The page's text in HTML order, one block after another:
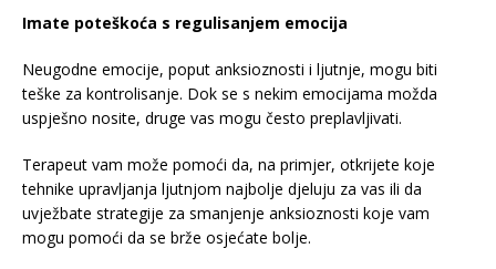
Imate poteškoća s regulisanjem emocija
Neugodne emocije, poput anksioznosti i ljutnje, mogu biti
teške za kontrolisanje. Dok se s nekim emocijama možda
uspješno nosite, druge vas mogu često preplavljivati.
Terapeut vam može pomoći da, na primjer, otkrijete koje
tehnike upravljanja ljutnjom najbolje djeluju za vas ili da
uvježbate strategije za smanjenje anksioznosti koje vam
mogu pomoći da se brže osjećate bolje.